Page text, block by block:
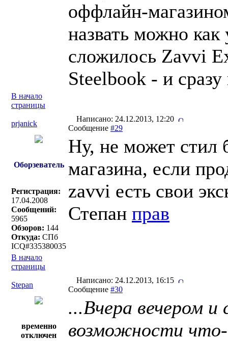
оффлайн-
назвать можно
сложилось Zavvi
Steelbook - и
В начало
страницы
prjanick
Написано: 24.12.2013, 12:20
Сообщение #29
Оборзеватель
Регистрация:
17.04.2008
Сообщений:
5965
Обзоров: 144
Откуда: СПб
ICQ#335380035
Ну, не может стил
магазина, если
zavvi есть свои
Степан прав
В начало
страницы
Stepan
Написано: 24.12.2013, 16:15
Сообщение #30
временно
отключен
...Вчера вечером и
возможности